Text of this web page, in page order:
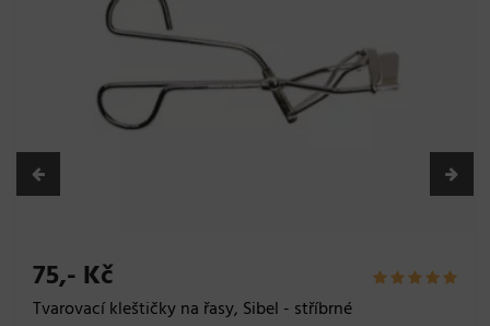
75,- Kč
Tvarovací kleštičky na řasy, Sibel - stříbrné